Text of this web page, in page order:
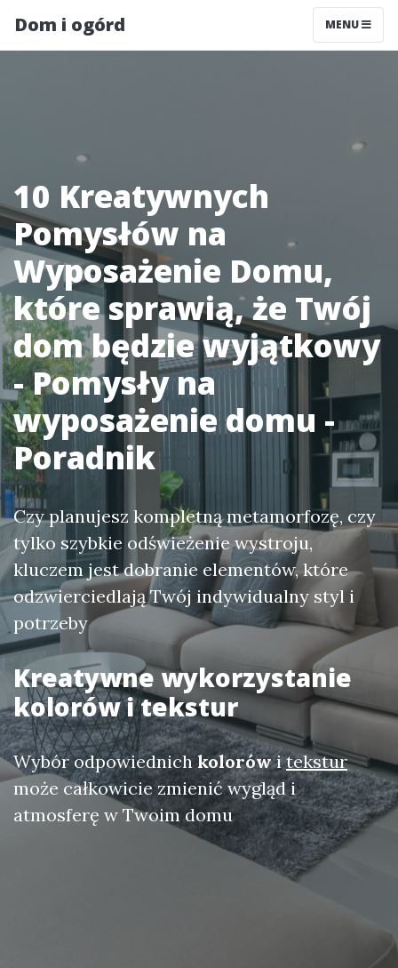
Dom i ogórd MENU
10 Kreatywnych
Pomysłów na
Wyposażenie Domu,
które sprawią, że Twój
dom będzie wyjątkowy
- Pomysły na
wyposażenie domu -
Poradnik
Czy planujesz kompletną metamorfozę, czy
tylko szybkie odświeżenie wystroju,
kluczem jest dobranie elementów, które
odzwierciedlają Twój indywidualny styl i
potrzeby
Kreatywne wykorzystanie
kolorów i tekstur
Wybór odpowiednichkolorówitekstur
może całkowicie zmienić wygląd i
atmosferę w Twoim domu